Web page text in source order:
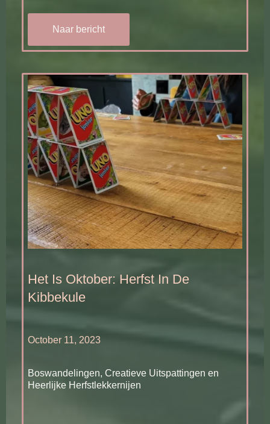
Naar bericht
Het Is Oktober: Herfst In De
Kibbekule
October 11, 2023
Boswandelingen, Creatieve Uitspattingen en
Heerlijke Herfstlekkernijen